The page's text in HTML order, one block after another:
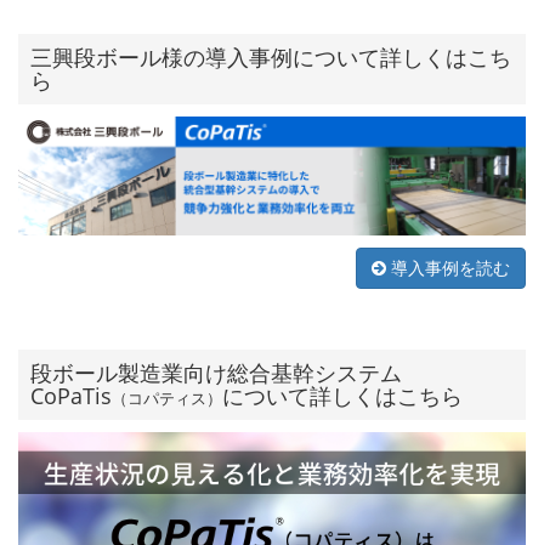
三興段ボール様の導入事例について詳しくはこち
ら
導入事例を読む
段ボール製造業向け総合基幹システム
CoPaTis （コパティス） について詳しくはこちら